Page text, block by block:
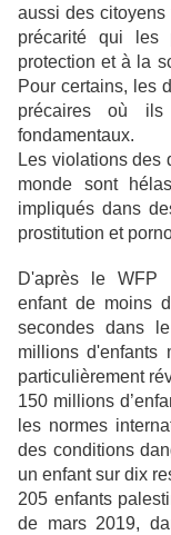
aussi des
précarité qui
protection et à la
Pour certains, les
précaires où
fondamentaux.
Les violations des
monde sont
impliqués dans
prostitution et
D'après le WFP
enfant de moins
secondes dans
millions d'enfants
particulièrement
150 millions
les normes
des conditions
un enfant sur dix
205 enfants
de mars 2019,